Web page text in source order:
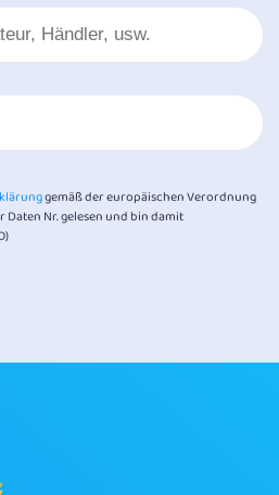
gemäß der europäischen Verordnung
Nr. gelesen und bin damit